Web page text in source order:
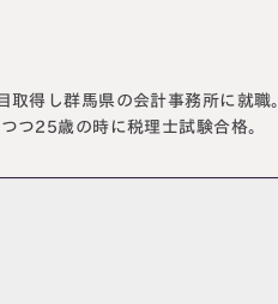
取得し群馬県の会計事務所に就職
つ25歳の時に税理士試験合格。